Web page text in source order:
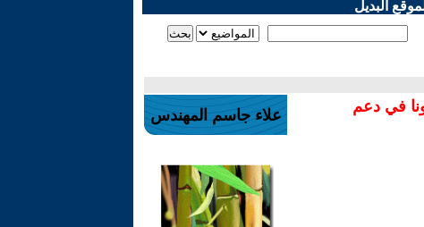
البديل
في دعم
علاء جاسم المهندس